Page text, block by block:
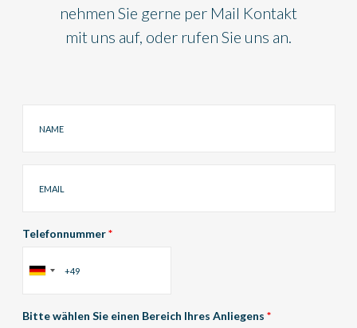
nehmen Sie gerne per Mail Kontakt
mit uns auf, oder rufen Sie uns an.
Telefonnummer*
Bitte wählen Sie einen Bereich Ihres Anliegens *